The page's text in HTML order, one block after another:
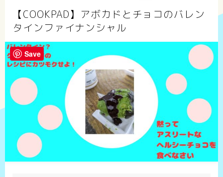
【COOKPAD】アボカドとチョコのバレン
タインファイナンシャル
Save